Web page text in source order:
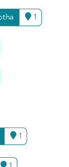
1
1